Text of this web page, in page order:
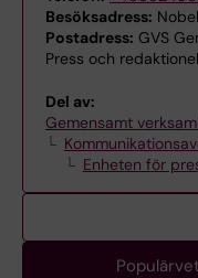
Besöksadress:
Postadress: GVS
Press och
Del av:
Gemensamt
Enheten för